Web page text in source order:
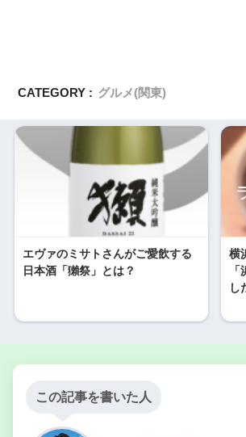
CATEGORY : グルメ(関東)
エヴァのミサトさんがご愛飲する
日本酒「獺祭」とは？
横
し
この記事を書いた人